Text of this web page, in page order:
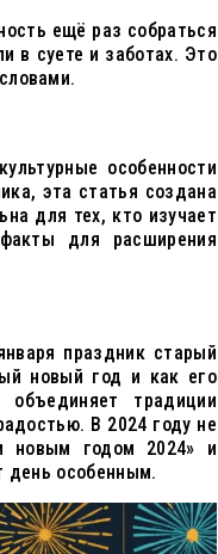
ещё раз собраться
в суете и заботах. Это
особенности
эта статья создана
для тех, кто изучает
для расширения
праздник старый
новый год и как его
традиции
В 2024 году не
новым годом 2024» и
день особенным.